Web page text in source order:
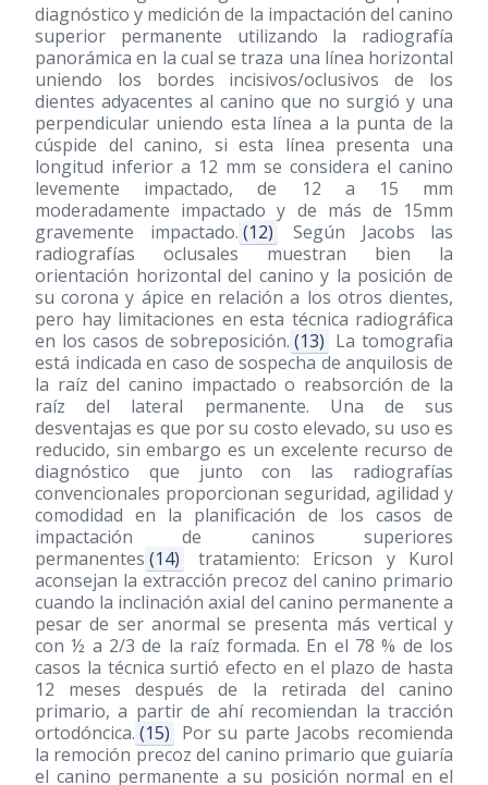
diagnóstico y medición de la impactación del canino
superior permanente utilizando la radiografía
panorámica en la cual se traza una línea horizontal
uniendo los bordes incisivos/oclusivos de los
dientes adyacentes al canino que no surgió y una
perpendicular uniendo esta línea a la punta de la
cúspide del canino, si esta línea presenta una
longitud inferior a 12 mm se considera el canino
levemente impactado, de 12 a 15 mm
moderadamente impactado y de más de 15mm
gravemente impactado. (12)
Según Jacobs las
radiografías oclusales muestran bien la
orientación horizontal del canino y la posición de
su corona y ápice en relación a los otros dientes,
pero hay limitaciones en esta técnica radiográfica
en los casos de sobreposición. (13) La tomografia
está indicada en caso de sospecha de anquilosis de
la raíz del canino impactado o reabsorción de la
raíz del lateral permanente. Una de sus
desventajas es que por su costo elevado, su uso es
reducido, sin embargo es un excelente recurso de
diagnóstico que junto con las radiografías
convencionales proporcionan seguridad, agilidad y
comodidad en la planificación de los casos de
impactación de caninos superiores
permanentes (14)
tratamiento: Ericson y Kurol
aconsejan la extracción precoz del canino primario
cuando la inclinación axial del canino permanente a
pesar de ser anormal se presenta más vertical y
con ½ a 2/3 de la raíz formada. En el 78 % de los
casos la técnica surtió efecto en el plazo de hasta
12 meses después de la retirada del canino
primario, a partir de ahí recomiendan la tracción
ortodóncica. (15) Por su parte Jacobs recomienda
la remoción precoz del canino primario que guiaría
el canino permanente a su posición normal en el